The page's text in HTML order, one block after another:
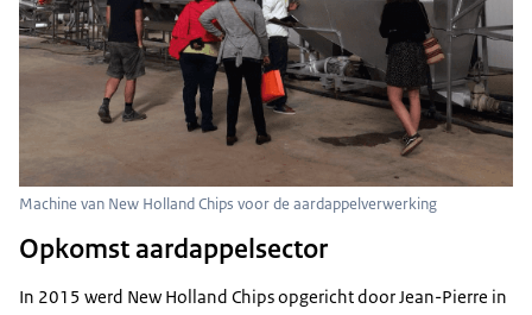
Machine van New Holland Chips voor de aardappelverwerking
Opkomst aardappelsector
In 2015 werd New Holland Chips opgericht door Jean-Pierre in